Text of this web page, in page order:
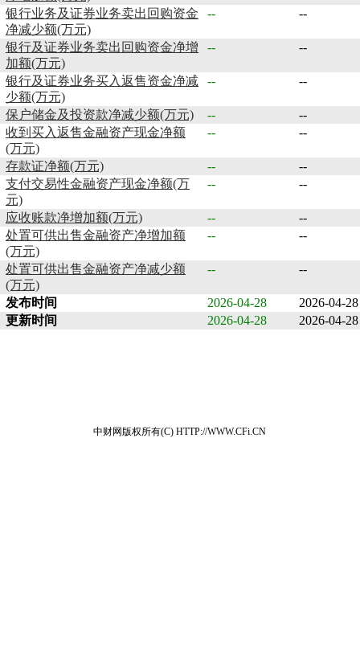
银行业务及证券业务卖出回购资金
净减少额(万元)
-- --
银行及证券业务卖出回购资金净增
加额(万元)
-- --
银行及证券业务买入返售资金净减
少额(万元)
-- --
保户储金及投资款净减少额(万元) --
--
收到买入返售金融资产现金净额
(万元)
-- --
存款证净额(万元) --
--
支付交易性金融资产现金净额(万
元)
-- --
应收账款净增加额(万元) --
--
处置可供出售金融资产净增加额
(万元)
-- --
处置可供出售金融资产净减少额
(万元)
-- --
发布时间 2026-04-28
2026-04-28
更新时间
2026-04-28 2026-04-28
中财网版权所有(C) HTTP://WWW.CFi.CN